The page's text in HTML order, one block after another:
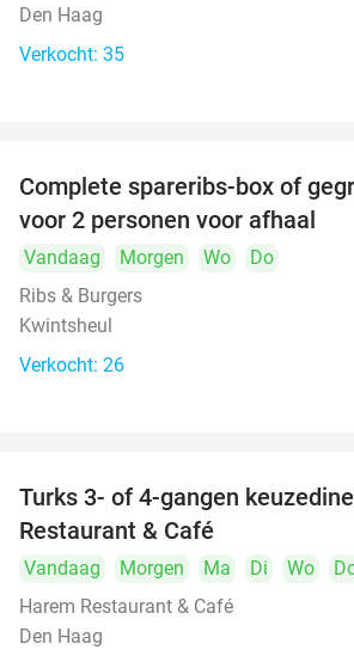
Den Haag
Verkocht: 35
Complete spareribs-box of
voor 2 personen voor afhaal
Vandaag Morgen Wo
Do
Ribs & Burgers
Kwintsheul
Verkocht: 26
Turks 3- of 4-gangen
Restaurant & Café
Vandaag Morgen Ma Di Wo
Harem Restaurant & Café
Den Haag